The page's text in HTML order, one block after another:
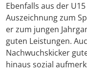
Ebenfalls aus der
Auszeichnung zum
er zum jungen
guten Leistungen.
Nachwuchskicker
hinaus sozial